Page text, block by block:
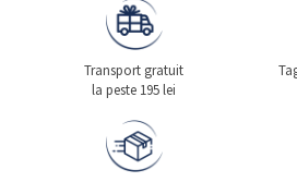
Transport gratuit
la peste 195 lei